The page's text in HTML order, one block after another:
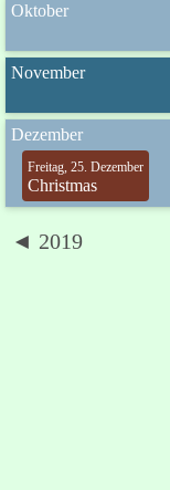
Oktober
November
Dezember
Freitag, 25. Dezember
Christmas
◄ 2019